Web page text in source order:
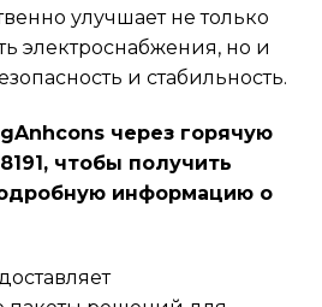
улучшает не только
электроснабжения, но и
и стабильность.
через горячую
чтобы получить
информацию о